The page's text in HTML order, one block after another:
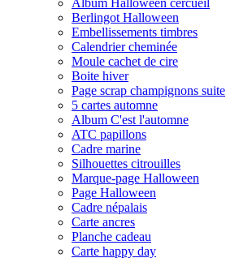
Album Halloween cercueil
Berlingot Halloween
Embellissements timbres
Calendrier cheminée
Moule cachet de cire
Boite hiver
Page scrap champignons suite
5 cartes automne
Album C'est l'automne
ATC papillons
Cadre marine
Silhouettes citrouilles
Marque-page Halloween
Page Halloween
Cadre népalais
Carte ancres
Planche cadeau
Carte happy day